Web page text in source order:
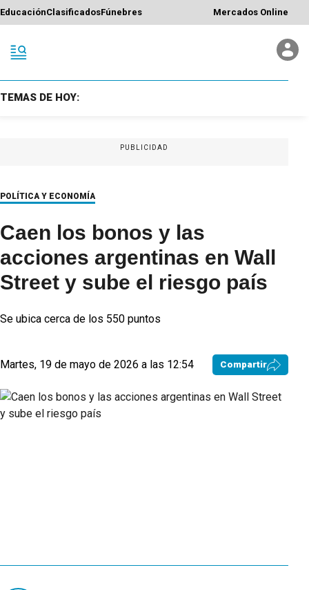
EducaciónClasificadosFúnebres Mercados Online
TEMAS DE HOY:
PUBLICIDAD
POLÍTICA Y ECONOMÍA
Caen los bonos y las
acciones argentinas en Wall
Street y sube el riesgo país
Se ubica cerca de los 550 puntos
Martes, 19 de mayo de 2026 a las 12:54 Compartir